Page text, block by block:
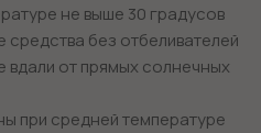
не выше 30 градусов
без отбеливателей
вдали от прямых солнечных
при средней температуре